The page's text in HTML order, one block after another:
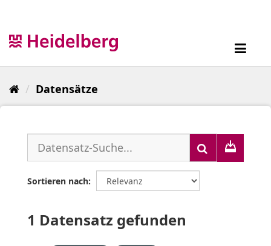
Datensätze
Sortieren nach
1 Datensatz gefunden